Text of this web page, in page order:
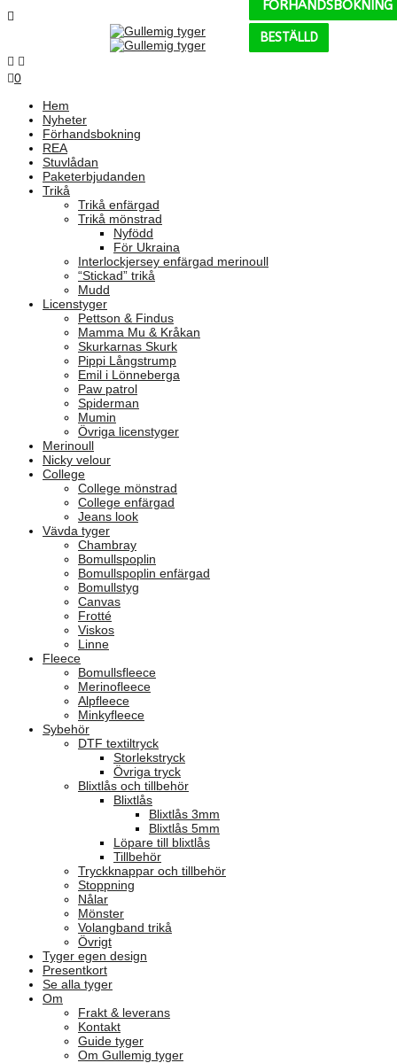
0
Hem
Nyheter
Förhandsbokning
REA
Stuvlådan
Paketerbjudanden
Trikå
Trikå enfärgad
Trikå mönstrad
Nyfödd
För Ukraina
Interlockjersey enfärgad merinoull
“Stickad” trikå
Mudd
Licenstyger
Pettson & Findus
Mamma Mu & Kråkan
Skurkarnas Skurk
Pippi Långstrump
Emil i Lönneberga
Paw patrol
Spiderman
Mumin
Övriga licenstyger
Merinoull
Nicky velour
College
College mönstrad
College enfärgad
Jeans look
Vävda tyger
Chambray
Bomullspoplin
Bomullspoplin enfärgad
Bomullstyg
Canvas
Frotté
Viskos
Linne
Fleece
Bomullsfleece
Merinofleece
Alpfleece
Minkyfleece
Sybehör
DTF textiltryck
Storlekstryck
Övriga tryck
Blixtlås och tillbehör
Blixtlås
Blixtlås 3mm
Blixtlås 5mm
Löpare till blixtlås
Tillbehör
Tryckknappar och tillbehör
Stoppning
Nålar
Mönster
Volangband trikå
Övrigt
Tyger egen design
Presentkort
Se alla tyger
Om
Frakt & leverans
Kontakt
Guide tyger
Om Gullemig tyger
FÖRHANDSBOKNING
BESTÄLLD
FÖRHANDSBOKNING
BESTÄLLD
FÖRHANDSBOKNING
BESTÄLLD
FÖRHANDSBOKNING
BESTÄLLD
FÖRHANDSBOKNING
BESTÄLLD
FÖRHANDSBOKNING
BESTÄLLD